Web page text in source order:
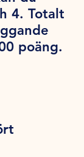
4. Totalt
poäng.